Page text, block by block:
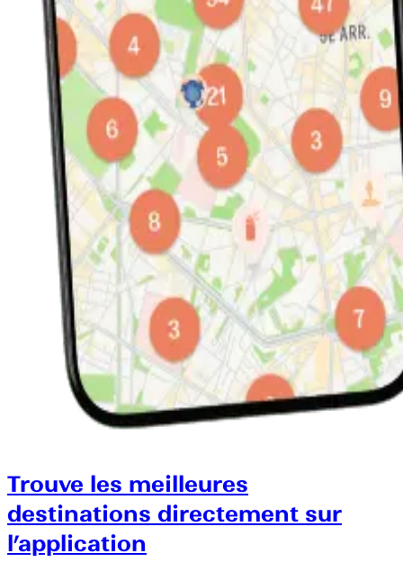
Trouve les meilleures
destinations directement sur
l’application